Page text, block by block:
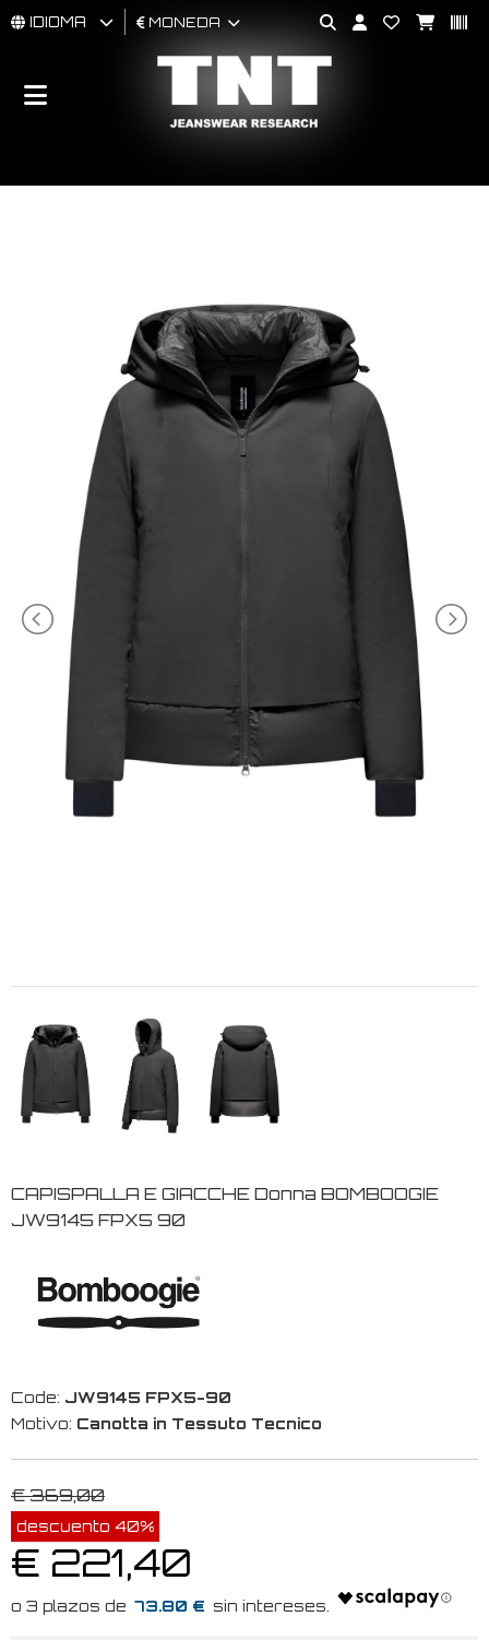
HOMBRES
BRAND
IDIOMA MONEDA
CAPISPALLA E GIACCHE Donna BOMBOOGIE
JW9145 FPX5 90
Code: JW9145 FPX5-90
Motivo: Canotta in Tessuto Tecnico
€ 369,00
descuento 40%
€ 221,40
73.80 €